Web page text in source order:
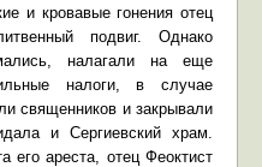
и кровавые гонения отец
подвиг. Однако
налагали на еще
налоги, в случае
священников и закрывали
и Сергиевский храм.
его ареста, отец Феоктист